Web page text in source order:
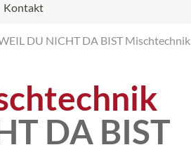
Kontakt
DU NICHT DA BIST Mischtechnik
DA BIST